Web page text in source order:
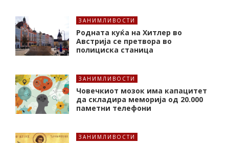
ЗАНИМЛИВОСТИ
Родната куќа на Хитлер во
Австрија се претвора во
полициска станица
ЗАНИМЛИВОСТИ
Човечкиот мозок има капацитет
да складира меморија од 20.000
паметни телефони
ЗАНИМЛИВОСТИ